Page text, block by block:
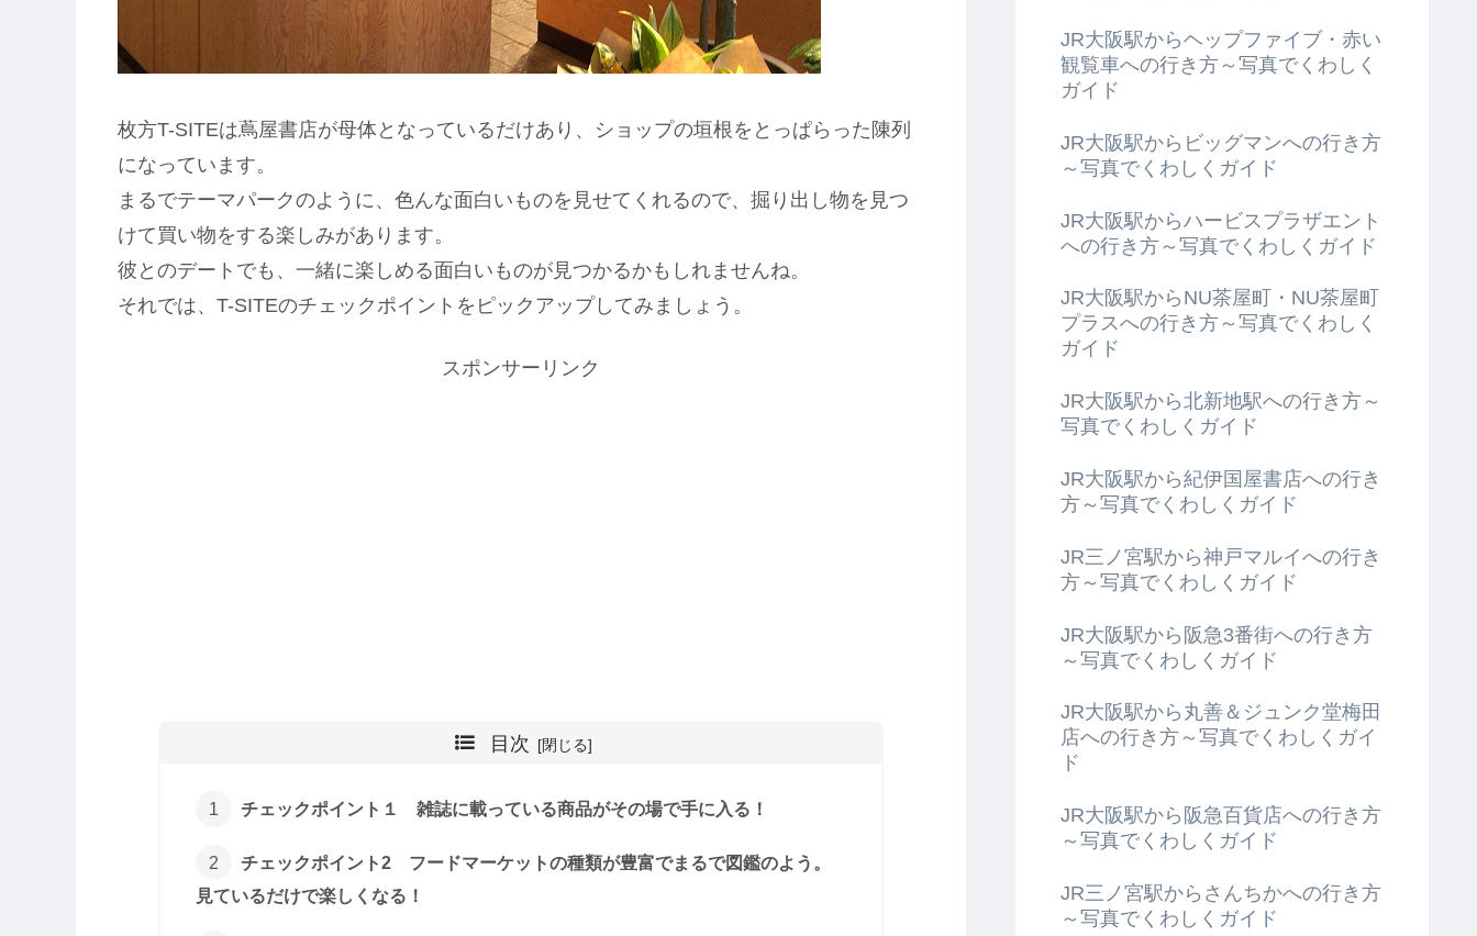
枚方T-SITEは蔦屋書店が母体となっているだけあり、ショップの垣根をとっぱらった陳列
になっています。
まるでテーマパークのように、色んな面白いものを見せてくれるので、掘り出し物を見つ
けて買い物をする楽しみがあります。
彼とのデートでも、一緒に楽しめる面白いものが見つかるかもしれませんね。
それでは、T-SITEのチェックポイントをピックアップしてみましょう。
スポンサーリンク
目次
チェックポイント１ 雑誌に載っている商品がその場で手に入る！
チェックポイント2 フードマーケットの種類が豊富でまるで図鑑のよう。
見ているだけで楽しくなる！
JR大阪駅からヘップファイブ・赤い
観覧車への行き方～写真でくわしく
ガイド
JR大阪駅からビッグマンへの行き方
～写真でくわしくガイド
JR大阪駅からハービスプラザエント
への行き方～写真でくわしくガイド
JR大阪駅からNU茶屋町・NU茶屋町
プラスへの行き方～写真でくわしく
ガイド
JR大阪駅から北新地駅への行き方～
写真でくわしくガイド
JR大阪駅から紀伊国屋書店への行き
方～写真でくわしくガイド
JR三ノ宮駅から神戸マルイへの行き
方～写真でくわしくガイド
JR大阪駅から阪急3番街への行き方
～写真でくわしくガイド
JR大阪駅から丸善＆ジュンク堂梅田
店への行き方～写真でくわしくガイ
ド
JR大阪駅から阪急百貨店への行き方
～写真でくわしくガイド
JR三ノ宮駅からさんちかへの行き方
～写真でくわしくガイド